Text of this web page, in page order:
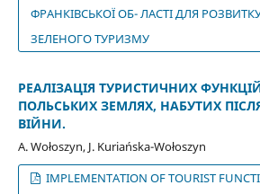
ФРАНКІВСЬКОЇ ОБ- ЛАСТІ ДЛЯ
ЗЕЛЕНОГО ТУРИЗМУ
РЕАЛІЗАЦІЯ ТУРИСТИЧНИХ
ПОЛЬСЬКИХ ЗЕМЛЯХ, НАБУТИХ ПІСЛЯ
ВІЙНИ.
A. Wołoszyn, J. Kuriańska-Wołoszyn
IMPLEMENTATION OF TOURIST